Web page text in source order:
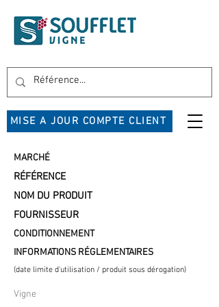
MISE A JOUR COMPTE CLIENT
MARCHÉ
RÉFÉRENCE
NOM DU PRODUIT
FOURNISSEUR
CONDITIONNEMENT
INFORMATIONS RÉGLEMENTAIRES
(date limite d'utilisation / produit sous dérogation)
Vigne